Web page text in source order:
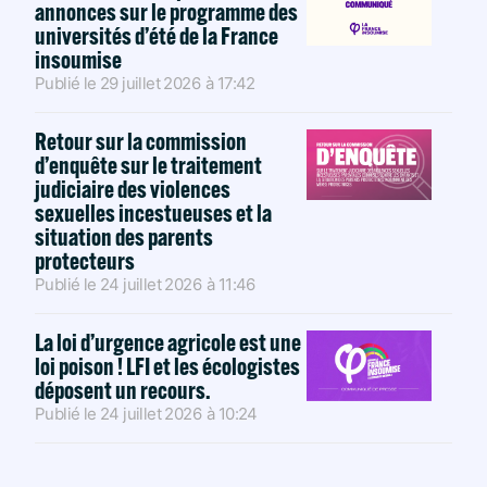
annonces sur le programme des
universités d’été de la France
insoumise
Publié le 29 juillet 2026 à 17:42
Retour sur la commission
d’enquête sur le traitement
judiciaire des violences
sexuelles incestueuses et la
situation des parents
protecteurs
Publié le 24 juillet 2026 à 11:46
La loi d’urgence agricole est une
loi poison ! LFI et les écologistes
déposent un recours.
Publié le 24 juillet 2026 à 10:24